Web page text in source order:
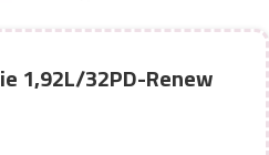
1,92L/32PD-Renew